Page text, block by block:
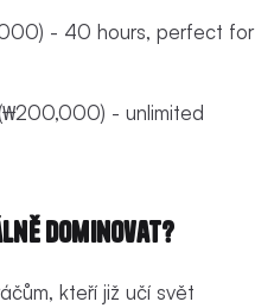
- 40 hours, perfect for
- unlimited
dominovat?
kteří již učí svět